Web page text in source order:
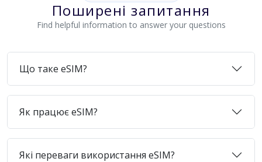
Поширені запитання
Find helpful information to answer your questions
Що таке eSIM?
Як працює eSIM?
Які переваги використання eSIM?